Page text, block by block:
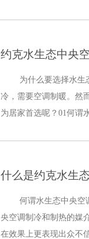
约克水生态中央
为什么要选择水生
冷，需要空调制暖。然
为居家首选呢？01何谓
什么是约克水生
何谓水生态中央空
央空调制冷和制热的媒
在效果上更表现出众不